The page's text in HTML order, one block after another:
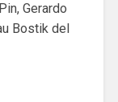
Gerardo
Bostik del